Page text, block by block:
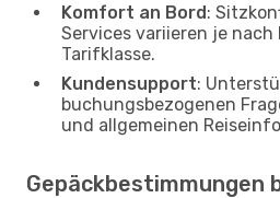
Komfort an Bord:
Services variieren je
Tarifklasse.
Kundensupport:
buchungsbezogenen
und allgemeinen
Gepäckbestimmungen